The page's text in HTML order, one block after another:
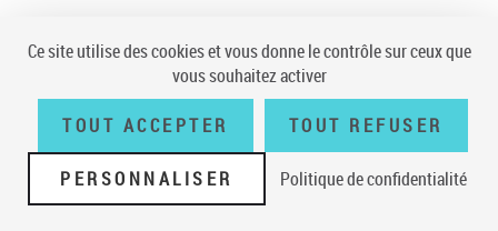
Ce site utilise des cookies et vous donne le contrôle sur ceux que
vous souhaitez activer
TOUT ACCEPTER TOUT REFUSER
PERSONNALISER Politique de confidentialité